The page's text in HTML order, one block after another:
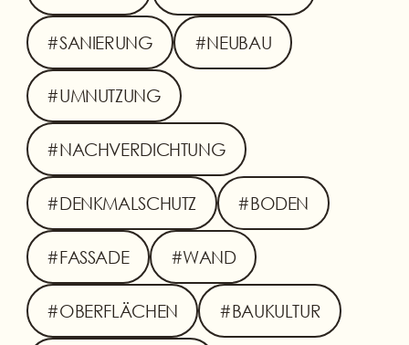
#SANIERUNG #NEUBAU
#UMNUTZUNG
#NACHVERDICHTUNG
#DENKMALSCHUTZ #BODEN
#FASSADE #WAND
#OBERFLÄCHEN #BAUKULTUR